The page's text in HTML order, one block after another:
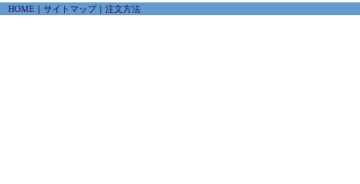
HOME ｜ サイトマップ｜ 注文方法